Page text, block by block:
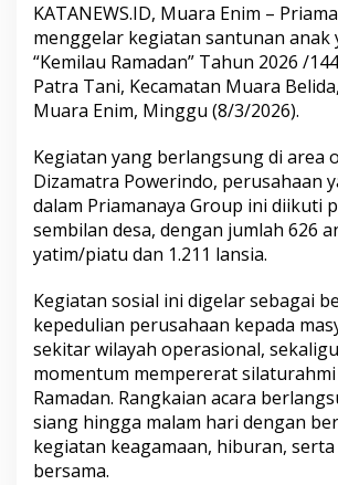
t
u
n
R
a
u
s
a
n
A
n
Y
a
t
i
KATANEWS.ID, Muara Enim –
menggelar kegiatan santunan
“Kemilau Ramadan” Tahun 2026 /
Patra Tani, Kecamatan Muara
Muara Enim, Minggu (8/3/2026).
Kegiatan yang berlangsung di area
Dizamatra Powerindo, perusahaan
dalam Priamanaya Group ini diikuti
sembilan desa, dengan jumlah 626
yatim/piatu dan 1.211 lansia.
Kegiatan sosial ini digelar sebagai
kepedulian perusahaan kepada
sekitar wilayah operasional,
momentum mempererat
Ramadan. Rangkaian acara
siang hingga malam hari dengan
kegiatan keagamaan, hiburan,
bersama.